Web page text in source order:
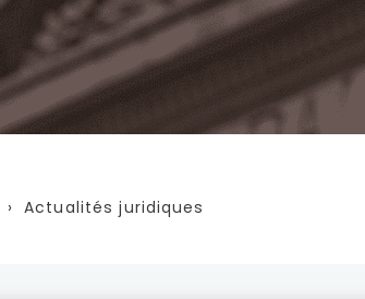
› Actualités juridiques